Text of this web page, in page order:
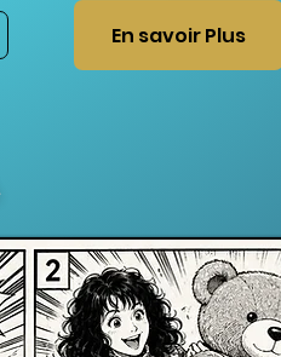
En savoir Plus